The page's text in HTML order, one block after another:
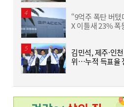
13:11
줄었던 中企 대출, 한 달 만에
행, 기업대출 확대“9억주 폭탄 버
X 이틀새 23% 폭
김민석, 제주·인
위…누적 득표율